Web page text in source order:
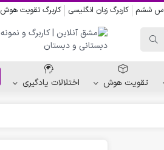
ششم کاربرگ زبان انگلیسی کاربرگ تقویت هوش
تقویت هوش اختلالات یادگیری